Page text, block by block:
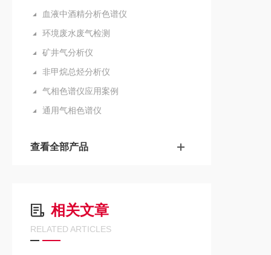
血液中酒精分析色谱仪
环境废水废气检测
矿井气分析仪
非甲烷总烃分析仪
气相色谱仪应用案例
通用气相色谱仪
查看全部产品
相关文章
RELATED ARTICLES